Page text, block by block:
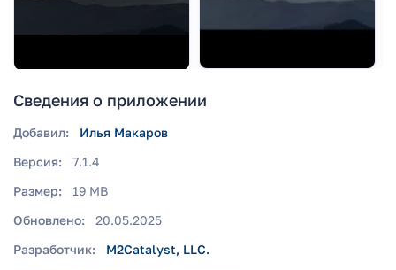
Сведения о приложении
Добавил:
Илья Макаров
Версия:
7.1.4
Размер:
19 MB
Обновлено:
20.05.2025
Разработчик:
M2Catalyst, LLC.